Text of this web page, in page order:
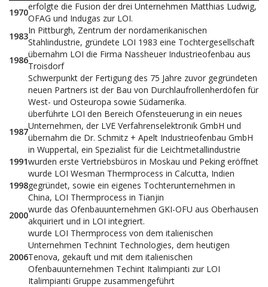
1970
erfolgte die Fusion der drei Unternehmen Matthias Ludwig,
OFAG und Indugas zur LOI.
1983
In Pittburgh, Zentrum der nordamerikanischen
Stahlindustrie, gründete LOI 1983 eine Tochtergesellschaft
1986
übernahm LOI die Firma Nassheuer Industrieofenbau aus
Troisdorf
Schwerpunkt der Fertigung des 75 Jahre zuvor gegründeten
neuen Partners ist der Bau von Durchlaufrollenherdöfen für
West- und Osteuropa sowie Südamerika.
1987
überführte LOI den Bereich Ofensteuerung in ein neues
Unternehmen, der LVE Verfahrenselektronik GmbH und
übernahm die Dr. Schmitz + Apelt Industrieofenbau GmbH
in Wuppertal, ein Spezialist für die Leichtmetallindustrie
1991wurden erste Vertriebsbüros in Moskau und Peking eröffnet
1998
wurde LOI Wesman Thermprocess in Calcutta, Indien
gegründet, sowie ein eigenes Tochterunternehmen in
China, LOI Thermprocess in Tianjin
2000
wurde das Ofenbauunternehmen GKI-OFU aus Oberhausen
akquiriert und in LOI integriert.
2006
wurde LOI Thermprocess von dem italienischen
Unternehmen Technint Technologies, dem heutigen
Tenova, gekauft und mit dem italienischen
Ofenbauunternehmen Techint Italimpianti zur LOI
Italimpianti Gruppe zusammengeführt